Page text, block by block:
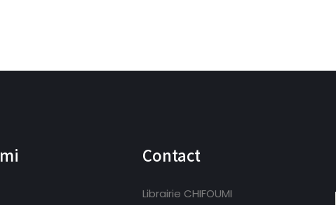
Contact
Librairie CHIFOUMI